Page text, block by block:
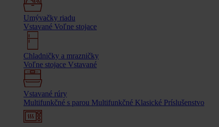
Umývačky riadu
Vstavané Voľne stojace
Chladničky a mrazničky
Voľne stojace Vstavané
Vstavané rúry
Multifunkčné s parou Multifunkčné Klasické Príslušenstvo